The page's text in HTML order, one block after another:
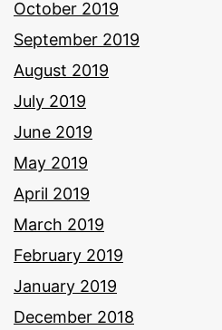
October 2019
September 2019
August 2019
July 2019
June 2019
May 2019
April 2019
March 2019
February 2019
January 2019
December 2018